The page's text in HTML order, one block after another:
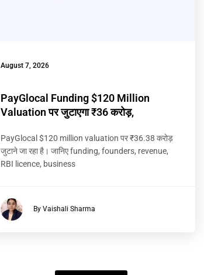
August 7, 2026
PayGlocal Funding $120 Million
Valuation पर जुटाएगा ₹36 करोड़,
PayGlocal $120 million valuation पर ₹36.38 करोड़
जुटाने जा रहा है। जानिए funding, founders, revenue,
RBI licence, business
By Vaishali Sharma